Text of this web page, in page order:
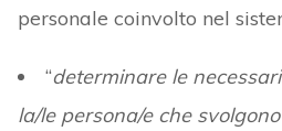
personale coinvolto nel
“determinare le
la/le persona/e che